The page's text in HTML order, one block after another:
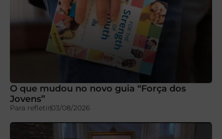
O que mudou no novo guia “Força dos
Jovens”
Para refletir03/08/2026